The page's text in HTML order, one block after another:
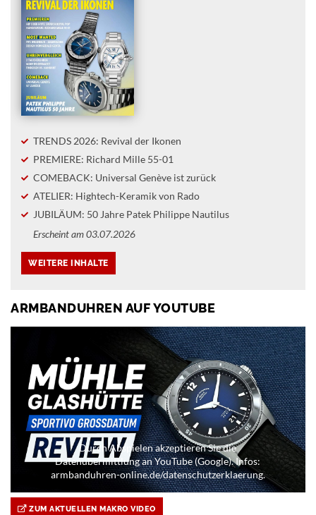
TRENDS 2026: Revival der Ikonen
PREMIERE: Richard Mille 55-01
COMEBACK: Universal Genève ist zurück
ATELIER: Hightech-Keramik von Rado
JUBILÄUM: 50 Jahre Patek Philippe Nautilus
Erscheint am 03.07.2026
ARMBANDUHREN AUF YOUTUBE
Durch Abspielen akzeptieren Sie die
Datenübermittlung an YouTube (Google). Infos:
armbanduhren-online.de/datenschutzerklaerung.
ZUM AKTUELLEN MAKRO VIDEO